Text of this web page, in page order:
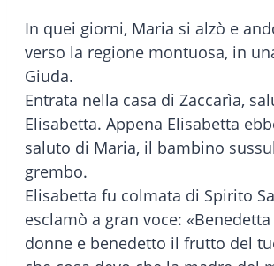
In quei giorni, Maria si alzò e
verso la regione montuosa, in
Giuda.
Entrata nella casa di Zaccarìa,
Elisabetta. Appena Elisabetta
saluto di Maria, il bambino
grembo.
Elisabetta fu colmata di Spirito
esclamò a gran voce:
donne e benedetto il frutto del